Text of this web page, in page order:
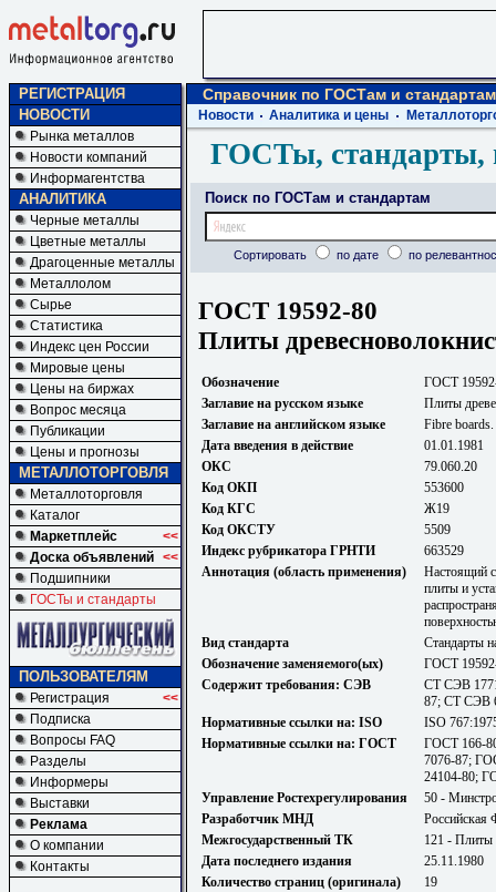
РЕГИСТРАЦИЯ
НОВОСТИ
Рынка металлов
Новости компаний
Информагентства
АНАЛИТИКА
Черные металлы
Цветные металлы
Драгоценные металлы
Металлолом
Сырье
Статистика
Индекс цен России
Мировые цены
Цены на биржах
Вопрос месяца
Публикации
Цены и прогнозы
МЕТАЛЛОТОРГОВЛЯ
Металлоторговля
Каталог
Маркетплейс
<<
Доска объявлений <<
Подшипники
ГОСТы и стандарты
ПОЛЬЗОВАТЕЛЯМ
Регистрация
<<
Подписка
Вопросы FAQ
Разделы
Информеры
Выставки
Реклама
О компании
Контакты
Справочник по ГОСТам и стандартам
Новости Аналитика и цены
ГОСТы, стандарты,
Поиск по ГОСТам и стандартам
Сортировать по дате по
ГОСТ 19592-80
Плиты
Обозначение
ГОСТ
Заглавие на русском языке
Плиты
Заглавие на английском языке
Fibre
Дата введения в действие
01.01.1981
ОКС
79.060.20
Код ОКП
553600
Код КГС
Ж19
Код ОКСТУ
5509
Индекс рубрикатора ГРНТИ
663529
Аннотация (область применения)
Настоящий
плиты и
Вид стандарта
Стандарты
Обозначение заменяемого(ых)
ГОСТ
Содержит требования: СЭВ
СТ СЭВ
87; СТ СЭВ
Нормативные ссылки на: ISO
ISO
Нормативные ссылки на: ГОСТ
ГОСТ 166-
7076-87;
24104-80;
Управление Ростехрегулирования
50 -
Разработчик МНД
Российская
Межгосударственный ТК
121 - Плиты
Дата последнего издания
25.11.1980
Количество страниц (оригинала)
19